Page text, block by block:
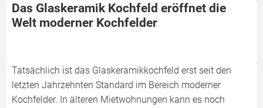
Das Glaskeramik Kochfeld eröffnet die
Welt moderner Kochfelder
Tatsächlich ist das Glaskeramikkochfeld erst seit den
letzten Jahrzehnten Standard im Bereich moderner
Kochfelder. In älteren Mietwohnungen kann es noch